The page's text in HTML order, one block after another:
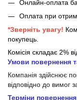
Онлайн-оплата
Оплата при
*Зверніть увагу!
покупець.
Комісія складає 2%
Умови повернення
Компанія здійснює
відповідно до вимог
Терміни повернення